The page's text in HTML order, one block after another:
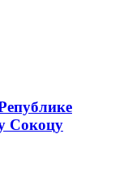
Сокоцу